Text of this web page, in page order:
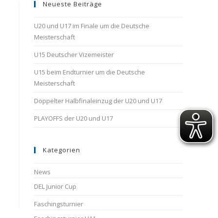
Neueste Beiträge
U20 und U17 im Finale um die Deutsche
Meisterschaft
U15 Deutscher Vizemeister
U15 beim Endturnier um die Deutsche
Meisterschaft
Doppelter Halbfinaleinzug der U20 und U17
PLAYOFFS der U20 und U17
Kategorien
News
DEL Junior Cup
Faschingsturnier